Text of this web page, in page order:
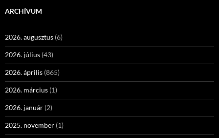
ARCHÍVUM
2026. augusztus (6)
2026. július (43)
2026. április (865)
2026. március (1)
2026. január (2)
2025. november (1)